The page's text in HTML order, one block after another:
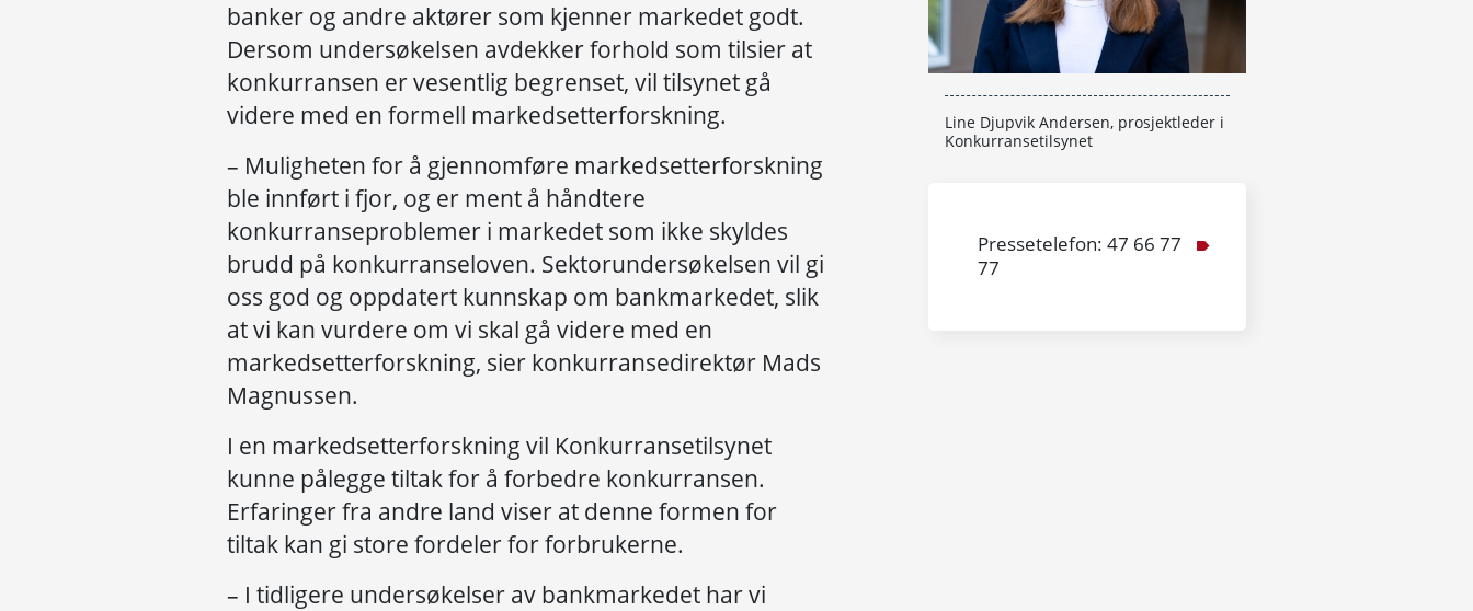
banker og andre aktører som kjenner markedet godt.
Dersom undersøkelsen avdekker forhold som tilsier at
konkurransen er vesentlig begrenset, vil tilsynet gå
videre med en formell markedsetterforskning.
– Muligheten for å gjennomføre markedsetterforskning
ble innført i fjor, og er ment å håndtere
konkurranseproblemer i markedet som ikke skyldes
brudd på konkurranseloven. Sektorundersøkelsen vil gi
oss god og oppdatert kunnskap om bankmarkedet, slik
at vi kan vurdere om vi skal gå videre med en
markedsetterforskning, sier konkurransedirektør Mads
Magnussen.
I en markedsetterforskning vil Konkurransetilsynet
kunne pålegge tiltak for å forbedre konkurransen.
Erfaringer fra andre land viser at denne formen for
tiltak kan gi store fordeler for forbrukerne.
– I tidligere undersøkelser av bankmarkedet har vi
Line Djupvik Andersen, prosjektleder i
Konkurransetilsynet
Pressetelefon: 47 66 77
77